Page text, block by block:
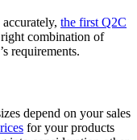
the first Q2C
combination of
requirements.
depend on your sales
for your products